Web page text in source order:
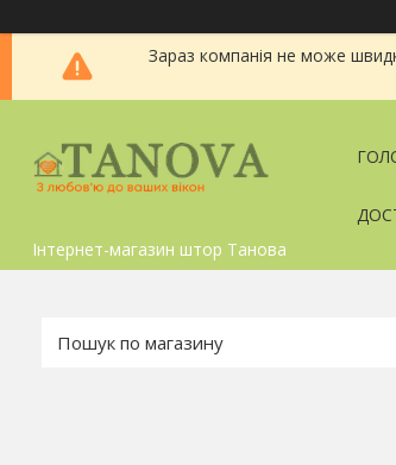
Зараз компанія не може
Інтернет-магазин штор Танова